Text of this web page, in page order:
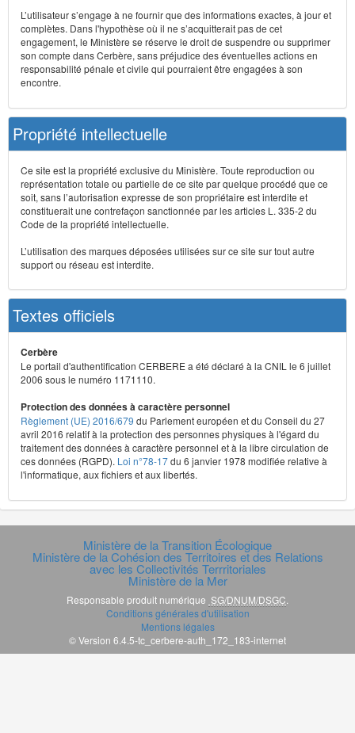
L’utilisateur s’engage à ne fournir que des informations exactes, à jour et
complètes. Dans l'hypothèse où il ne s’acquitterait pas de cet
engagement, le Ministère se réserve le droit de suspendre ou supprimer
son compte dans Cerbère, sans préjudice des éventuelles actions en
responsabilité pénale et civile qui pourraient être engagées à son
encontre.
Propriété intellectuelle
Ce site est la propriété exclusive du Ministère. Toute reproduction ou
représentation totale ou partielle de ce site par quelque procédé que ce
soit, sans l’autorisation expresse de son propriétaire est interdite et
constituerait une contrefaçon sanctionnée par les articles L. 335-2 du
Code de la propriété intellectuelle.
L’utilisation des marques déposées utilisées sur ce site sur tout autre
support ou réseau est interdite.
Textes officiels
Cerbère
Le portail d'authentification CERBERE a été déclaré à la CNIL le 6 juillet
2006 sous le numéro 1171110.
Protection des données à caractère personnel
Règlement (UE) 2016/679 du Parlement européen et du Conseil du 27
avril 2016 relatif à la protection des personnes physiques à l'égard du
traitement des données à caractère personnel et à la libre circulation de
ces données (RGPD). Loi n°78-17du 6 janvier 1978 modifiée relative à
l'informatique, aux fichiers et aux libertés.
Ministère de la Transition Écologique
Ministère de la Cohésion des Territoires et des Relations
avec les Collectivités Terrritoriales
Ministère de la Mer
Responsable produit numérique SG/DNUM/DSGC
Conditions générales d'utilisation
Mentions légales
© Version 6.4.5-tc_cerbere-auth_172_183-internet